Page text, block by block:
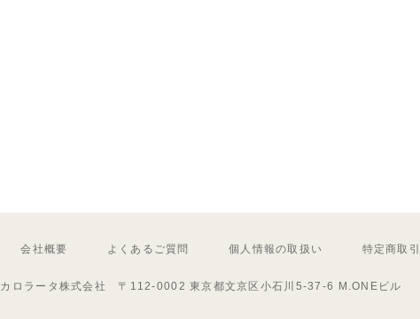
会社概要 よくあるご質問 個人情報の取扱い 特定商取
カロラータ株式会社 〒112-0002 東京都文京区小石川5-37-6 M.ONEビル